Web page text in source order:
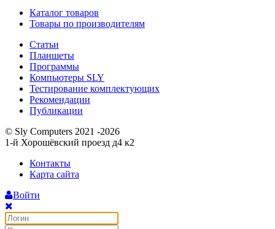
Каталог товаров
Товары по производителям
Статьи
Планшеты
Программы
Компьютеры SLY
Тестирование комплектующих
Рекомендации
Публикации
© Sly Computers 2021 -2026
1-й Хорошёвский проезд д4 к2
Контакты
Карта сайта
Войти